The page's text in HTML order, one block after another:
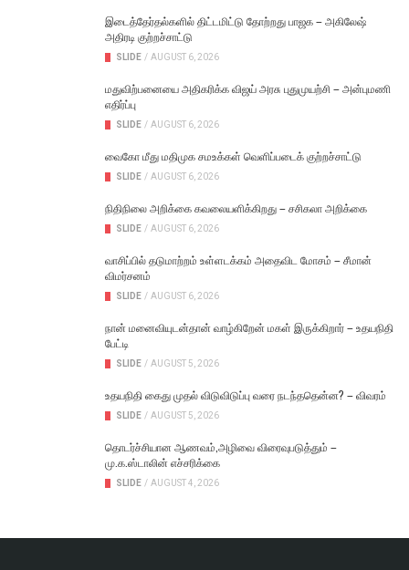
இடைத்தேர்தல்களில் திட்டமிட்டு தோற்றது பாஜக – அகிலேஷ்
அதிரடி குற்றச்சாட்டு
SLIDE / AUGUST 6, 2026
மதுவிற்பனையை அதிகரிக்க விஜய் அரசு புதுமுயற்சி – அன்புமணி
எதிர்ப்பு
SLIDE / AUGUST 6, 2026
வைகோ மீது மதிமுக சமஉக்கள் வெளிப்படைக் குற்றச்சாட்டு
SLIDE / AUGUST 6, 2026
நிதிநிலை அறிக்கை கவலையளிக்கிறது – சசிகலா அறிக்கை
SLIDE / AUGUST 6, 2026
வாசிப்பில் தடுமாற்றம் உள்ளடக்கம் அதைவிட மோசம் – சீமான்
விமர்சனம்
SLIDE / AUGUST 6, 2026
நான் மனைவியுடன்தான் வாழ்கிறேன் மகள் இருக்கிறார் – உதயநிதி
பேட்டி
SLIDE / AUGUST 5, 2026
உதயநிதி கைது முதல் விடுவிடுப்பு வரை நடந்ததென்ன? – விவரம்
SLIDE / AUGUST 5, 2026
தொடர்ச்சியான ஆணவம்,அழிவை விரைவுபடுத்தும் –
மு.க.ஸ்டாலின் எச்சரிக்கை
SLIDE / AUGUST 4, 2026